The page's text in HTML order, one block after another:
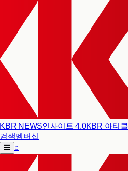
KBR NEWS인사이트 4.0KBR 아티클
검색멤버십
☰ ⌕